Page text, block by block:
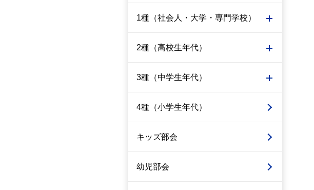
1種（社会人・大学・専門学校）
2種（高校生年代）
3種（中学生年代）
4種（小学生年代）
キッズ部会
幼児部会